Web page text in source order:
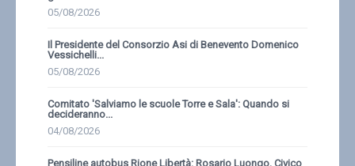
05/08/2026
Il Presidente del Consorzio Asi di Benevento Domenico
Vessichelli...
05/08/2026
Comitato 'Salviamo le scuole Torre e Sala': Quando si
decideranno...
04/08/2026
Pensiline autobus Rione Libertà: Rosario Luongo, Civico